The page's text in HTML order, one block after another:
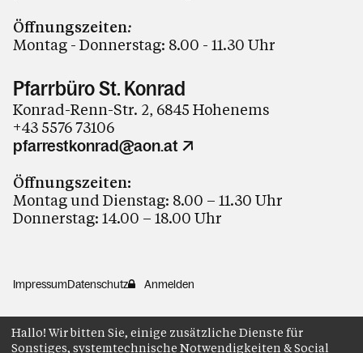
Öffnungszeiten:
Montag - Donnerstag: 8.00 - 11.30 Uhr
Pfarrbüro St. Konrad
Konrad-Renn-Str. 2, 6845 Hohenems
+43 5576 73106
pfarrestkonrad@aon.at
Öffnungszeiten:
Montag und Dienstag: 8.00 – 11.30 Uhr
Donnerstag: 14.00 – 18.00 Uhr
ImpressumDatenschutz Anmelden
Hallo! Wir bitten Sie, einige zusätzliche Dienste für
Sonstiges, systemtechnische Notwendigkeiten & Social